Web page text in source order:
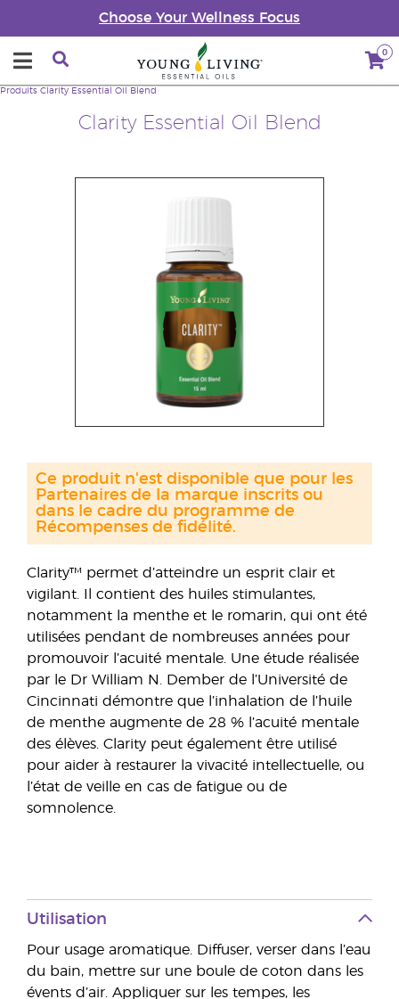
Choose Your Wellness Focus
0
Clarity Essential Oil Blend
Produits Clarity Essential Oil Blend
Clarity™ permet d’atteindre un esprit clair et
vigilant. Il contient des huiles stimulantes,
notamment la menthe et le romarin, qui ont été
utilisées pendant de nombreuses années pour
promouvoir l’acuité mentale. Une étude réalisée
par le Dr William N. Dember de l’Université de
Cincinnati démontre que l’inhalation de l’huile
de menthe augmente de 28 % l’acuité mentale
des élèves. Clarity peut également être utilisé
pour aider à restaurer la vivacité intellectuelle, ou
l’état de veille en cas de fatigue ou de
somnolence.
Ce produit n'est disponible que pour les
Partenaires de la marque inscrits ou
dans le cadre du programme de
Récompenses de fidélité.
Utilisation
Pour usage aromatique. Diffuser, verser dans l’eau
du bain, mettre sur une boule de coton dans les
évents d’air. Appliquer sur les tempes, les